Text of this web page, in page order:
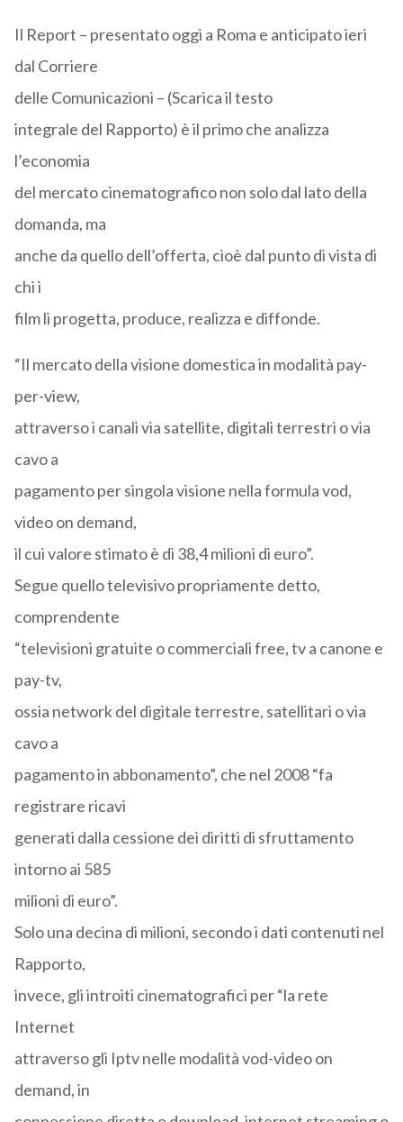
Il Report – presentato oggi a Roma e anticipato ieri
dal Corriere
delle Comunicazioni – (Scarica il testo
integrale del Rapporto) è il primo che analizza
l’economia
del mercato cinematografico non solo dal lato della
domanda, ma
anche da quello dell’offerta, cioè dal punto di vista di
chi i
film li progetta, produce, realizza e diffonde.
“Il mercato della visione domestica in modalità pay-
per-view,
attraverso i canali via satellite, digitali terrestri o via
cavo a
pagamento per singola visione nella formula vod,
video on demand,
il cui valore stimato è di 38,4 milioni di euro”.
Segue quello televisivo propriamente detto,
comprendente
“televisioni gratuite o commerciali free, tv a canone e
pay-tv,
ossia network del digitale terrestre, satellitari o via
cavo a
pagamento in abbonamento”, che nel 2008 “fa
registrare ricavi
generati dalla cessione dei diritti di sfruttamento
intorno ai 585
milioni di euro”.
Solo una decina di milioni, secondo i dati contenuti nel
Rapporto,
invece, gli introiti cinematografici per “la rete
Internet
attraverso gli Iptv nelle modalità vod-video on
demand, in